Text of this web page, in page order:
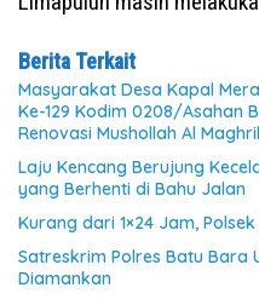
Berita Terkait
Masyarakat Desa Kapal
Ke-129 Kodim 0208/Asahan
Renovasi Mushollah Al
Laju Kencang Berujung
yang Berhenti di Bahu Jalan
Kurang dari 1×24 Jam,
Satreskrim Polres Batu Bara
Diamankan